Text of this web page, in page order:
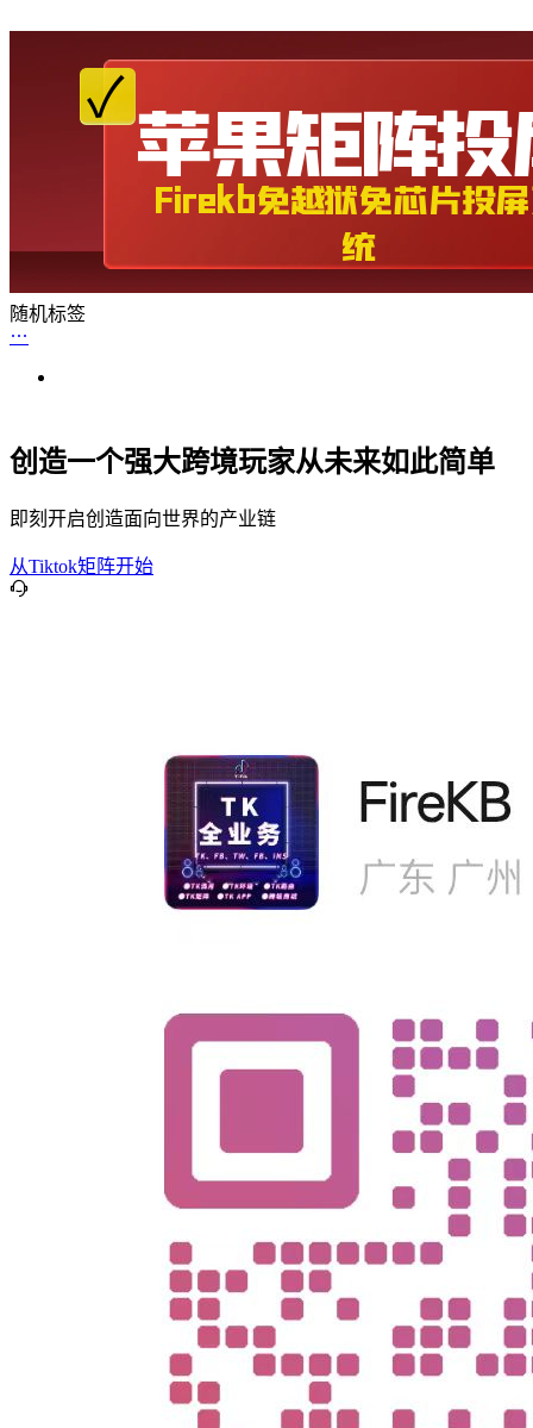
随机标签
创造一个强大跨境玩家从未来如此简单
即刻开启创造面向世界的产业链
从Tiktok矩阵开始